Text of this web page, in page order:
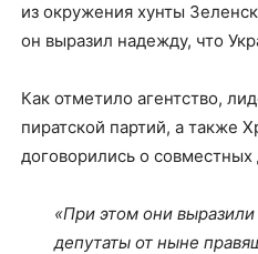
из окружения хунты
он выразил надежду, что
Как отметило агентство,
пиратской партий, а также
договорились о совместных
«При этом они
депутаты от ныне